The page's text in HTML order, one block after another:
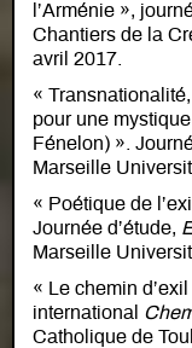
l’Arménie »,
Chantiers de la
avril 2017.
«
pour une
Fénelon) ».
Marseille
« Poétique de
Journée d’étude,
Marseille
« Le chemin
international
Catholique de